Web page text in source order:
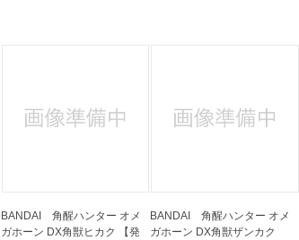
BANDAI 角醒ハンター オメ
ガホーン DX角獣ヒカク 【発
BANDAI 角醒ハンター オメ
ガホーン DX角獣ザンカク